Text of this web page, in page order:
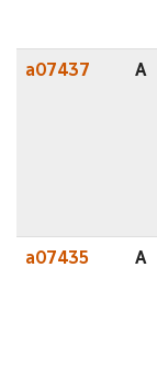
a07437 A
a07435 A